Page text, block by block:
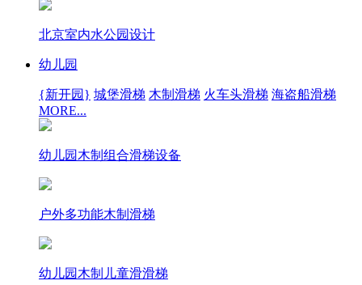
北京室内水公园设计
幼儿园
{新开园} 城堡滑梯 木制滑梯 火车头滑梯 海盗船滑梯
MORE...
幼儿园木制组合滑梯设备
户外多功能木制滑梯
幼儿园木制儿童滑滑梯